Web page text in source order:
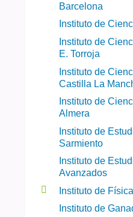
Barcelona
Instituto de
Instituto de
E. Torroja
Instituto de
Castilla La
Instituto de
Almera
Instituto de
Sarmiento
Instituto de
Avanzados
Instituto de
Instituto de